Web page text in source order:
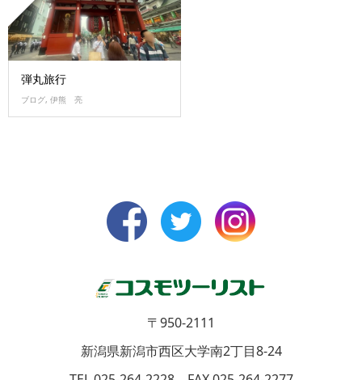
弾丸旅行
ブログ, 伊熊 亮
〒950-2111
新潟県新潟市西区大学南2丁目8-24